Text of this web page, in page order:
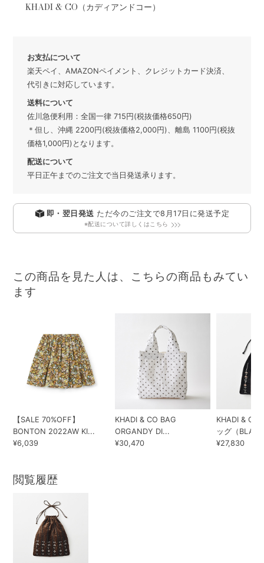
KHADI & CO（カディアンドコー）
お支払について
楽天ペイ、AMAZONペイメント、クレジットカード決済、
代引きに対応しています。
送料について
佐川急便利用：全国一律 715円(税抜価格650円)
＊但し、沖縄 2200円(税抜価格2,000円)、離島 1100円(税抜
価格1,000円)となります。
配送について
平日正午までのご注文で当日発送承ります。
即・翌日発送 ただ今のご注文で8月17日 に発送予定
※配送について詳しくはこちら
この商品を見た人は、こちらの商品もみてい
ます
【SALE 70%OFF】
BONTON 2022AW KI...
¥6,039
KHADI & CO BAG
ORGANDY DI...
¥30,470
KHADI & CO
ッグ（
¥27,830
閲覧履歴